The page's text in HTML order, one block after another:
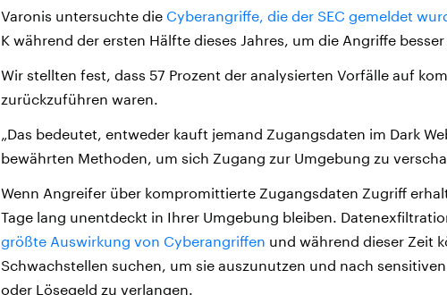
Varonis untersuchte die Cyberangriffe, die der SEC gemeldet
K während der ersten Hälfte dieses Jahres, um die Angriffe
Wir stellten fest, dass 57 Prozent der analysierten Vorfälle auf
zurückzuführen waren.
„Das bedeutet, entweder kauft jemand Zugangsdaten im Dark
bewährten Methoden, um sich Zugang zur Umgebung zu
Wenn Angreifer über kompromittierte Zugangsdaten Zugriff
Tage lang unentdeckt in Ihrer Umgebung bleiben.
größte Auswirkung von Cyberangriffen und während dieser Zeit
Schwachstellen suchen, um sie auszunutzen und nach
oder Lösegeld zu verlangen.